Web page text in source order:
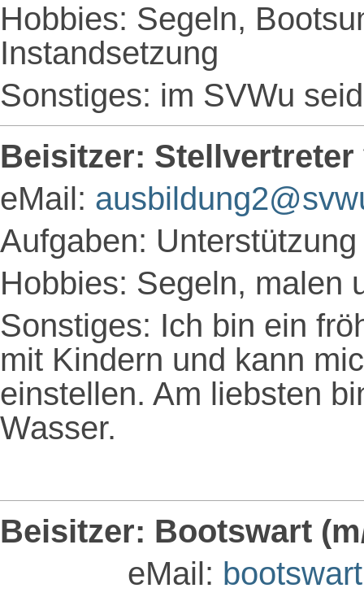
Hobbies: Segeln,
Instandsetzung
Sonstiges: im SVWu
Beisitzer:
eMail:
Aufgaben:
Hobbies: Segeln, malen
Sonstiges: Ich bin ein
mit Kindern und kann
einstellen. Am liebsten
Wasser.
Beisitzer: Bootswart
eMail: